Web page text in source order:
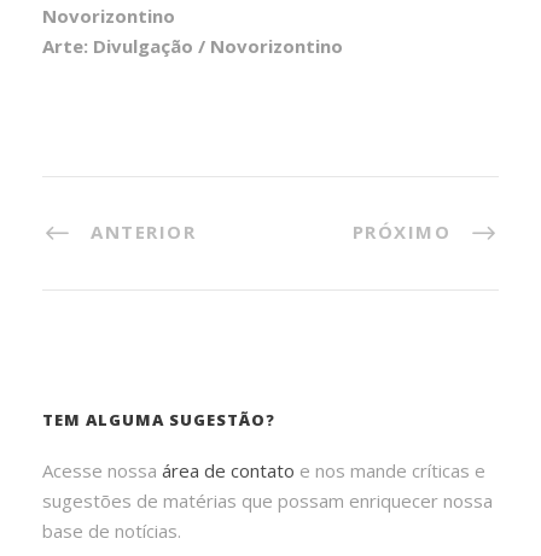
Novorizontino
Arte: Divulgação / Novorizontino
ANTERIOR PRÓXIMO
TEM ALGUMA SUGESTÃO?
Acesse nossa área de contato e nos mande críticas e
sugestões de matérias que possam enriquecer nossa
base de notícias.